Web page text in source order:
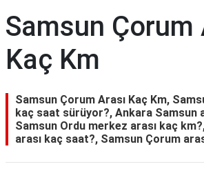
SAĞLIK
İLETİŞİM
Samsun Çorum
Kaç Km
Samsun Çorum Arası Kaç Km,
kaç saat sürüyor?, Ankara Samsun
Samsun Ordu merkez arası kaç
arası kaç saat?, Samsun Çorum